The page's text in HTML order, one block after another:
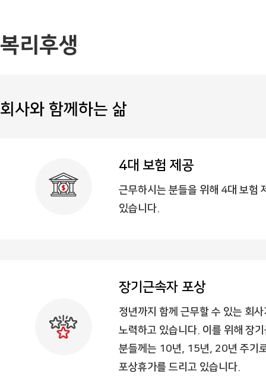
복리후생
회사와 함께하는 삶
4대 보험 제공
근무하시는 분들을 위해 4대 보험
있습니다.
장기근속자 포상
정년까지 함께 근무할 수 있는 회
노력하고 있습니다. 이를 위해 장
분들께는 10년, 15년, 20년 주기
포상휴가를 드리고 있습니다.